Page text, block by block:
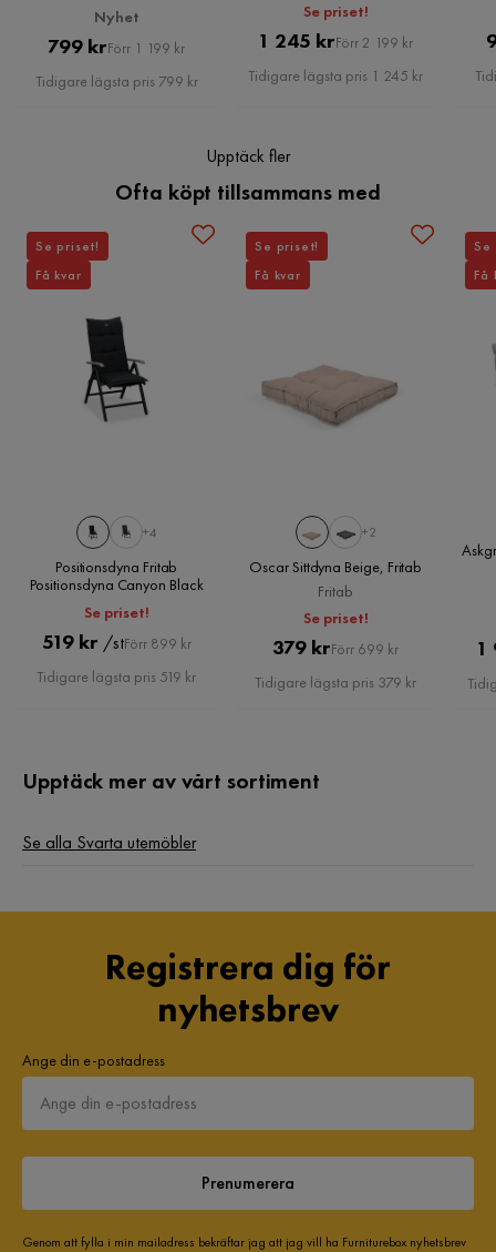
Nyhet
Pris
799 kr Original
Pris
Förr 1 199 kr
Tidigare lägsta pris 799 kr
Se priset!
Pris
1 245 krOriginal
Pris
Förr 2 199 kr
Tidigare lägsta pris 1 245 kr
Upptäck fler
Ofta köpt tillsammans med
+4
Positionsdyna Fritab
Positionsdyna Canyon Black
Se priset!
Pris
519 kr /stOriginal
Pris
Förr 899 kr
Tidigare lägsta pris 519 kr
Se priset!
Få kvar
+2
Oscar Sittdyna Beige, Fritab
Fritab
Se priset!
Pris
379 krOriginal
Pris
Förr 699 kr
Tidigare lägsta pris 379 kr
Se priset!
Få kvar
1
Se
Få
Upptäck mer av vårt sortiment
Se alla Svarta utemöbler
Registrera dig för
nyhetsbrev
Ange din e-postadress
Prenumerera
Genom att fylla i min mailadress bekräftar jag att jag vill ha Furniturebox nyhetsbrev